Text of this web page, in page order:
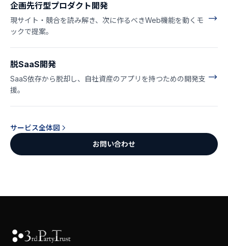
企画先行型プロダクト開発
現サイト・競合を読み解き、次に作るべきWeb機能を動くモ
ックで提案。
脱SaaS開発
SaaS依存から脱却し、自社資産のアプリを持つための開発支
援。
サービス全体図
お問い合わせ